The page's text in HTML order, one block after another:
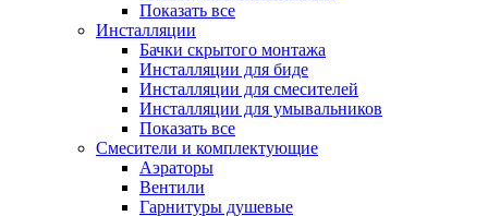
Показать все
Инсталляции
Бачки скрытого монтажа
Инсталляции для биде
Инсталляции для смесителей
Инсталляции для умывальников
Показать все
Смесители и комплектующие
Аэраторы
Вентили
Гарнитуры душевые